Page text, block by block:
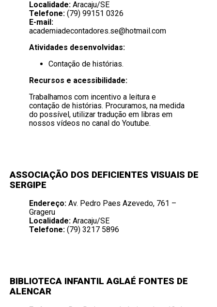
Localidade: Aracaju/SE
Telefone: (79) 99151 0326
E-mail:
academiadecontadores.se@hotmail.com
Atividades desenvolvidas:
Contação de histórias.
Recursos e acessibilidade:
Trabalhamos com incentivo a leitura e
contação de histórias. Procuramos, na medida
do possível, utilizar tradução em libras em
nossos vídeos no canal do Youtube.
ASSOCIAÇÃO DOS DEFICIENTES VISUAIS DE
SERGIPE
Endereço: Av. Pedro Paes Azevedo, 761 –
Grageru
Localidade: Aracaju/SE
Telefone: (79) 3217 5896
BIBLIOTECA INFANTIL AGLAÉ FONTES DE
ALENCAR